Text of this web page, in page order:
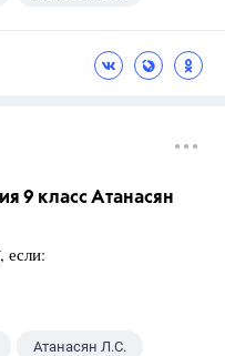
9 класс Атанасян
если:
Атанасян Л.С.